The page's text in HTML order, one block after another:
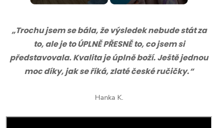
„Trochu jsem se bála, že výsledek nebude stát za
to, ale je to ÚPLNĚ PŘESNĚ to, co jsem si
představovala. Kvalita je úplně boží. Ještě jednou
moc díky, jak se říká, zlaté české ručičky.“
Hanka K.